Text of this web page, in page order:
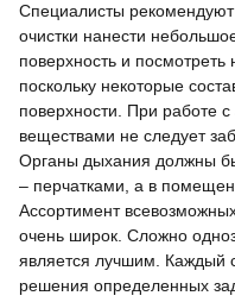
Специалисты
очистки нанести
поверхность и посмотреть
поскольку некоторые
поверхности. При работе
веществами не следует
Органы дыхания должны
– перчатками, а в
Ассортимент
очень широк. Сложно
является лучшим. Каждый
решения определенных